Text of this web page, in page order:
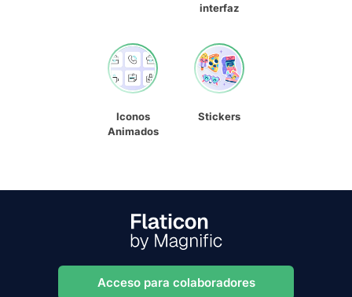
interfaz
Iconos
Animados
Stickers
Acceso para colaboradores